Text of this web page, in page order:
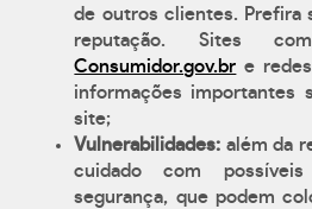
de outros clientes. Prefira
reputação. Sites
Consumidor.gov.br e
informações importantes
site;
Vulnerabilidades: além da
cuidado com possíveis
segurança, que podem